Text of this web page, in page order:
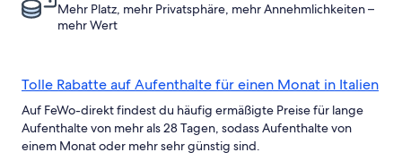
Mehr Platz, mehr Privatsphäre, mehr Annehmlichkeiten –
mehr Wert
Tolle Rabatte auf Aufenthalte für einen Monat in Italien
Auf FeWo-direkt findest du häufig ermäßigte Preise für lange
Aufenthalte von mehr als 28 Tagen, sodass Aufenthalte von
einem Monat oder mehr sehr günstig sind.